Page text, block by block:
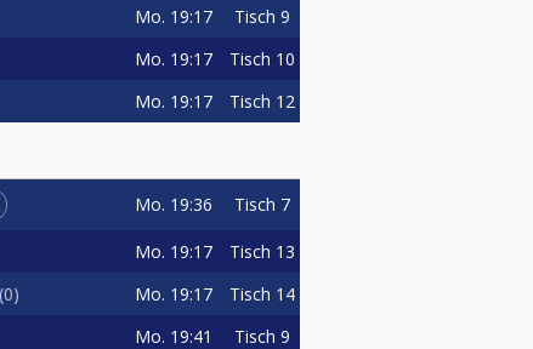
Mo. 19:17 Tisch 9
Mo. 19:17 Tisch 10
Mo. 19:17 Tisch 12
Mo. 19:36 Tisch 7
Mo. 19:17 Tisch 13
0 Mo. 19:17 Tisch 14
Mo. 19:41 Tisch 9